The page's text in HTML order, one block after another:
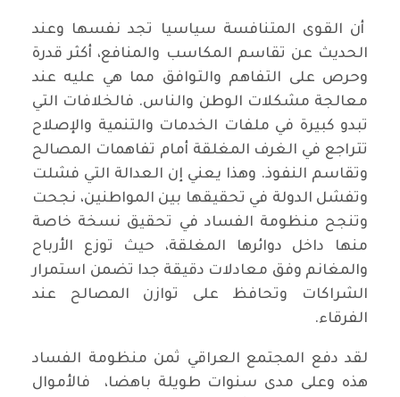
أن القوى المتنافسة سياسيا تجد نفسها وعند
الحديث عن تقاسم المكاسب والمنافع، أكثر قدرة
وحرص على التفاهم والتوافق مما هي عليه عند
معالجة مشكلات الوطن والناس. فالخلافات التي
تبدو كبيرة في ملفات الخدمات والتنمية والإصلاح
تتراجع في الغرف المغلقة أمام تفاهمات المصالح
وتقاسم النفوذ. وهذا يعني إن العدالة التي فشلت
وتفشل الدولة في تحقيقها بين المواطنين، نجحت
وتنجح منظومة الفساد في تحقيق نسخة خاصة
منها داخل دوائرها المغلقة، حيث توزع الأرباح
والمغانم وفق معادلات دقيقة جدا تضمن استمرار
الشراكات وتحافظ على توازن المصالح عند
الفرقاء.
لقد دفع المجتمع العراقي ثمن منظومة الفساد
هذه وعلى مدى سنوات طويلة باهضا، فالأموال